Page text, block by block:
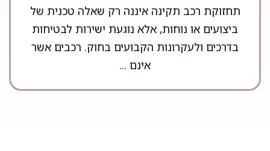
תחזוקת רכב תקינה איננה רק שאלה טכנית של
ביצועים או נוחות, אלא נוגעת ישירות לבטיחות
בדרכים ולעקרונות הקבועים בחוק. רכבים אשר
אינם ...